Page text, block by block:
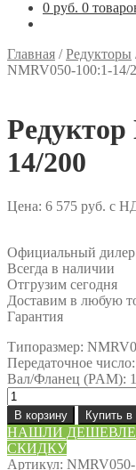
0 руб. 0
Главная /Редукторы
NMRV050-100:1-14/
14/200
Цена: 6 575 руб. с
Официальный
Всегда в наличии
Отгрузим сегодня
Доставим в любую
Гарантия
Типоразмер:
Передаточное
Вал/Фланец (PAM):
Количество
товара
Редуктор
NMRV050-
100:1-
В корзину Купить в
НАШЛИ
СКИДКУ
Артикул: